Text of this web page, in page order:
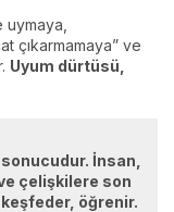
çıkarmamaya” ve
Uyum dürtüsü,
İnsan,
çelişkilere son
öğrenir.